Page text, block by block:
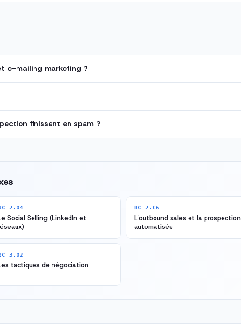
e-mailing marketing ?
finissent en spam ?
2.04
Social Selling (LinkedIn et
RC 2.06
L'outbound sales et la prospection
automatisée
3.02
tactiques de négociation